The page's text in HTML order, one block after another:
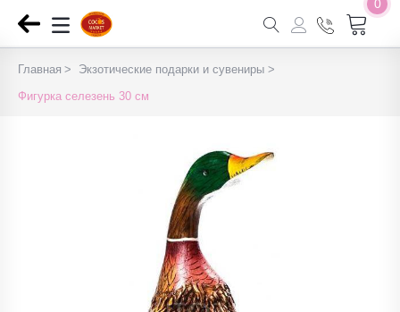
0
Главная
Экзотические подарки и сувениры
Фигурка селезень 30 см